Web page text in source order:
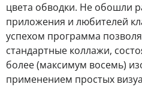
цвета обводки. Не обошли
приложения и любителей
успехом программа
стандартные коллажи,
более (максимум восемь)
применением простых